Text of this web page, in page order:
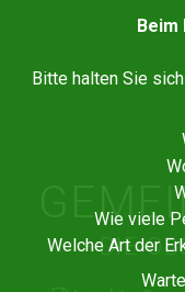
Beim
Bitte halten Sie
Wie viele
Welche Art der
- DIE